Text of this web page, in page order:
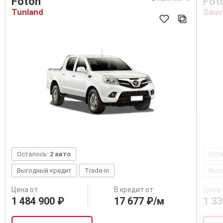
Tunland
Осталось: 2 авто
Выгодный кредит Trade-in
Цена от
1 484 900 ₽
В кредит от
17 677 ₽/м
Цена
1